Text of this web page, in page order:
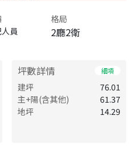
員
格局
2廳2衛
坪數詳情 細項
建坪
76.01
主+陽(含其他)
61.37
地坪
14.29